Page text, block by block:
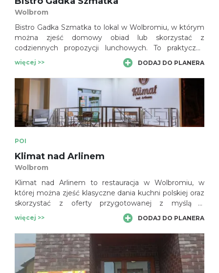
Wolbrom
Bistro Gadka Szmatka to lokal w Wolbromiu, w którym
można zjeść domowy obiad lub skorzystać z
codziennych propozycji lunchowych. To praktyczny
punkt gastronomiczny dla mieszkańców oraz osób
odwiedzających miasto.
więcej >> DODAJ DO PLANERA
POI
Klimat nad Arlinem
Wolbrom
Klimat nad Arlinem to restauracja w Wolbromiu, w
której można zjeść klasyczne dania kuchni polskiej oraz
skorzystać z oferty przygotowanej z myślą o
codziennych posiłkach i spotkaniach
okolicznościowych.
więcej >> DODAJ DO PLANERA